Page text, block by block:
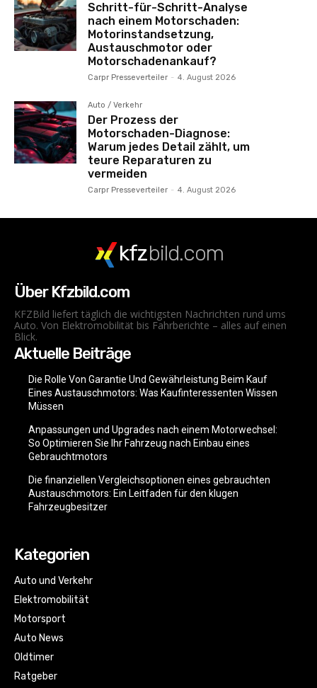
Schritt-für-Schritt-Analyse
nach einem Motorschaden:
Motorinstandsetzung,
Austauschmotor oder
Motorschadenankauf?
Carpr Presseverteiler - 4. August 2026
Auto / Verkehr
Der Prozess der
Motorschaden-Diagnose:
Warum jedes Detail zählt, um
teure Reparaturen zu
vermeiden
Carpr Presseverteiler - 4. August 2026
kfzbild.com
Über Kfzbild.com
KFZBild liefert täglich die wichtigsten Nachrichten rund ums
Auto. Von Elektromobilität bis Fahrberichte – alles auf einen
Blick.
Aktuelle Beiträge
Die Rolle Von Garantie Und Gewährleistung Beim Kauf
Eines Austauschmotors: Was Kaufinteressenten Wissen
Müssen
Anpassungen und Upgrades nach einem Motorwechsel:
So Optimieren Sie Ihr Fahrzeug nach Einbau eines
Gebrauchtmotors
Die finanziellen Vergleichsoptionen eines gebrauchten
Austauschmotors: Ein Leitfaden für den klugen
Fahrzeugbesitzer
Kategorien
Auto und Verkehr
Elektromobilität
Motorsport
Auto News
Oldtimer
Ratgeber